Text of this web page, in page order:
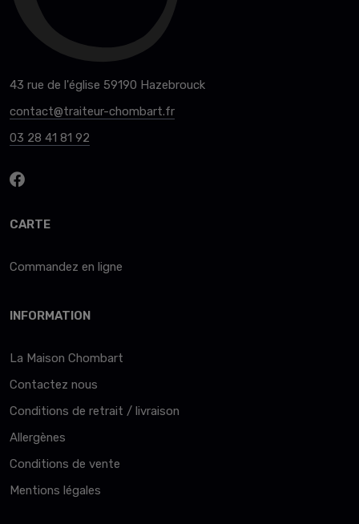
43 rue de l'église 59190 Hazebrouck
contact@traiteur-chombart.fr
03 28 41 81 92
CARTE
Commandez en ligne
INFORMATION
La Maison Chombart
Contactez nous
Conditions de retrait / livraison
Allergènes
Conditions de vente
Mentions légales